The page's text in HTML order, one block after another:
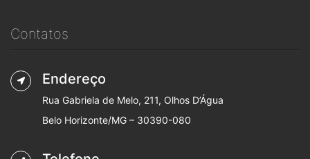
Contatos
Endereço
Rua Gabriela de Melo, 211, Olhos D’Água
Belo Horizonte/MG – 30390-080